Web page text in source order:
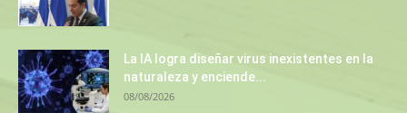
La IA logra diseñar virus inexistentes en la
naturaleza y enciende...
08/08/2026